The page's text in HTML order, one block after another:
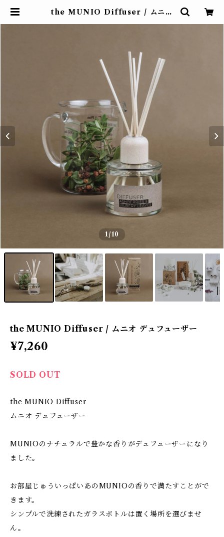
the MUNIO Diffuser / ムニオ
1/10
the MUNIO Diffuser / ムニオ デュフューザー
¥7,260
SOLD OUT
the MUNIO Diffuser
ムニオ デュフューザー
MUNIOのナチュラルで豊かな香りがデュフューザーになり
ました。
お部屋じゅういっぱいあのMUNIOの香りで満たすことがで
きます。
シンプルで洗練されたガラスボトルは置く場所を選びませ
ん。